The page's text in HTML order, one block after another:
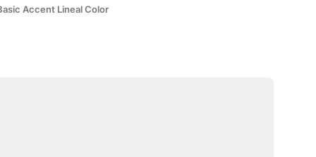
Accent Lineal Color